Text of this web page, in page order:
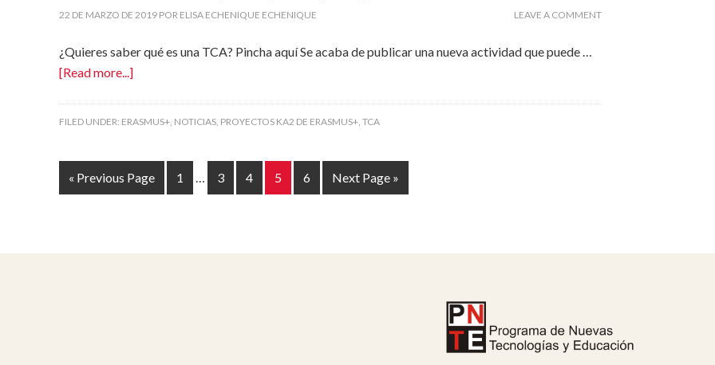
22 DE MARZO DE 2019 POR ELISA ECHENIQUE ECHENIQUE LEAVE A COMMENT
¿Quieres saber qué es una TCA? Pincha aquí Se acaba de publicar una nueva actividad que puede …
[Read more...]
FILED UNDER: ERASMUS+, NOTICIAS, PROYECTOS KA2 DE ERASMUS+, TCA
« Previous Page 1 … 3 4 5 6 Next Page »